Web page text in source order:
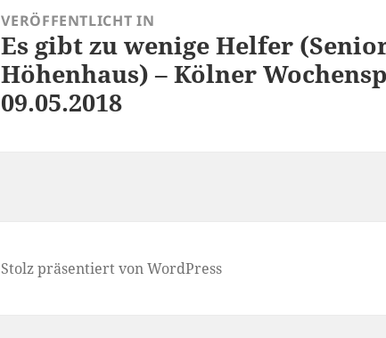
VERÖFFENTLICHT IN
Es gibt zu wenige Helfer
Höhenhaus) – Kölner
09.05.2018
Stolz präsentiert von WordPress